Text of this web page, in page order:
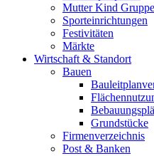
Mutter Kind Gruppe
Sporteinrichtungen
Festivitäten
Märkte
Wirtschaft & Standort
Bauen
Grundstücke
Firmenverzeichnis
Post & Banken